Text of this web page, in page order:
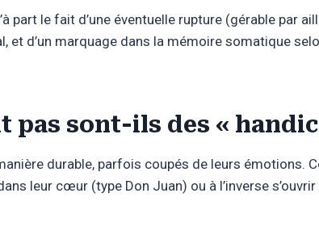
part le fait d’une éventuelle rupture (gérable par
et d’un marquage dans la mémoire somatique
sont-ils des «
durable, parfois coupés de leurs émotions.
leur cœur (type Don Juan) ou à l’inverse